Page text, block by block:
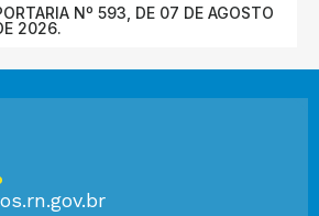
Nº 593, DE 07 DE AGOSTO
2026.